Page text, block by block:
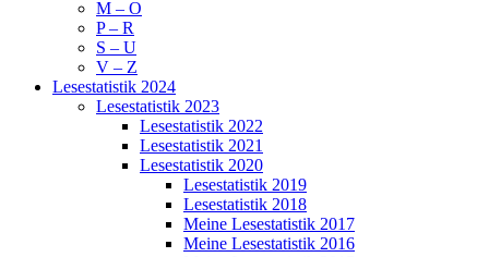
M – O
P – R
S – U
V – Z
Lesestatistik 2024
Lesestatistik 2023
Lesestatistik 2022
Lesestatistik 2021
Lesestatistik 2020
Lesestatistik 2019
Lesestatistik 2018
Meine Lesestatistik 2017
Meine Lesestatistik 2016